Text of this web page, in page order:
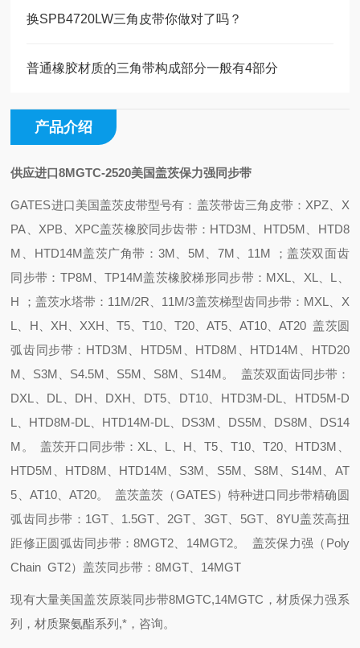
换SPB4720LW三角皮带你做对了吗？
普通橡胶材质的三角带构成部分一般有4部分
产品介绍
供应进口8MGTC-2520美国盖茨保力强同步带
GATES进口美国盖茨皮带型号有： 盖茨带齿三角皮带：XPZ、X
PA、XPB、XPC盖茨橡胶同步齿带：HTD3M、HTD5M、HTD8
M、HTD14M盖茨广角带：3M、5M、7M、11M ； 盖茨双面齿
同步带：TP8M、TP14M盖茨橡胶梯形同步带：MXL、XL、L、
H ； 盖茨水塔带：11M/2R、11M/3盖茨梯型齿同步带：MXL、X
L、H、XH、XXH、T5、T10、T20、AT5、AT10、AT20盖茨圆
弧齿同步带：HTD3M、HTD5M、HTD8M、HTD14M、HTD20
M、S3M、S4.5M、S5M、S8M、S14M。 盖茨双面齿同步带：
DXL、DL、DH、DXH、DT5、DT10、HTD3M-DL、HTD5M-D
L、HTD8M-DL、HTD14M-DL、DS3M、DS5M、DS8M、DS14
M。盖茨开口同步带：XL、L、H、T5、T10、T20、HTD3M、
HTD5M、HTD8M、HTD14M、S3M、S5M、S8M、S14M、AT
5、AT10、AT20。盖茨盖茨（GATES）特种进口同步带精确圆
弧齿同步带：1GT、1.5GT、2GT、3GT、5GT、8YU盖茨高扭
距修正圆弧齿同步带：8MGT2、14MGT2。 盖茨保力强（Poly
Chain GT2）盖茨同步带：8MGT、14MGT
现有大量美国盖茨原装同步带8MGTC,14MGTC，材质保力强系
列，材质聚氨酯系列 ,*，咨询。